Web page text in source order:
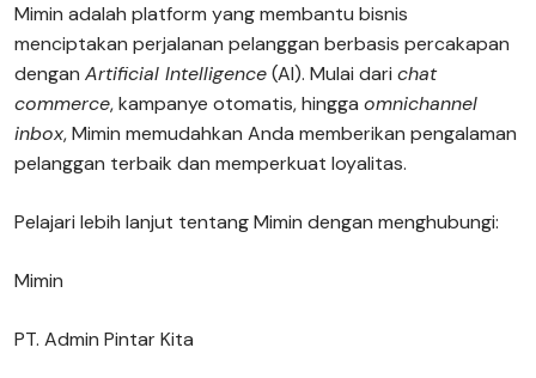
Mimin adalah platform yang membantu bisnis
menciptakan perjalanan pelanggan berbasis percakapan
dengan Artificial Intelligence(AI). Mulai dari chat
commerce, kampanye otomatis, hingga omnichannel
inbox, Mimin memudahkan Anda memberikan pengalaman
pelanggan terbaik dan memperkuat loyalitas.
Pelajari lebih lanjut tentang Mimin dengan menghubungi:
Mimin
PT. Admin Pintar Kita